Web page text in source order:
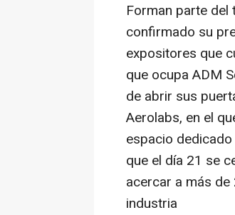
Forman parte
confirmado su
expositores que
que ocupa ADM
de abrir sus
Aerolabs, en el
espacio
que el día 21 se
acercar a más
industria